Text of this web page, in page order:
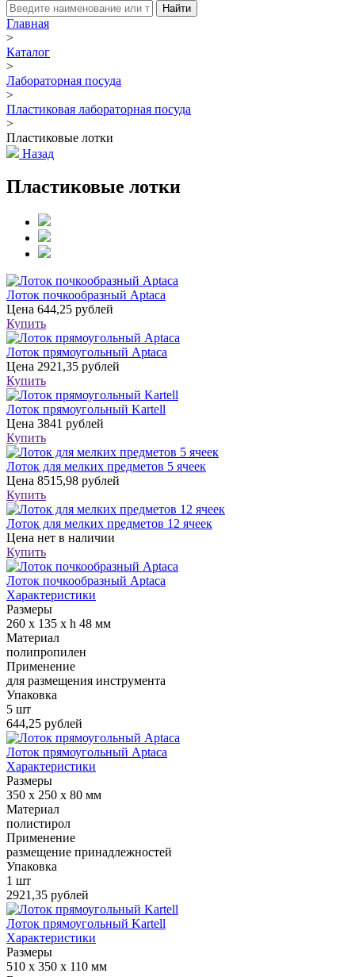
Найти
Главная
>
Каталог
>
Лабораторная посуда
>
Пластиковая лабораторная посуда
>
Пластиковые лотки
Назад
Пластиковые лотки
Лоток почкообразный Aptaca
Цена 644,25 рублей
Купить
Лоток прямоугольный Aptaca
Цена 2921,35 рублей
Купить
Лоток прямоугольный Kartell
Цена 3841 рублей
Купить
Лоток для мелких предметов 5 ячеек
Цена 8515,98 рублей
Купить
Лоток для мелких предметов 12 ячеек
Цена нет в наличии
Купить
Лоток почкообразный Aptaca
Характеристики
Размеры
260 x 135 x h 48 мм
Материал
полипропилен
Применение
для размещения инструмента
Упаковка
5 шт
644,25 рублей
Лоток прямоугольный Aptaca
Характеристики
Размеры
350 x 250 x 80 мм
Материал
полистирол
Применение
размещение принадлежностей
Упаковка
1 шт
2921,35 рублей
Лоток прямоугольный Kartell
Характеристики
Размеры
510 х 350 х 110 мм